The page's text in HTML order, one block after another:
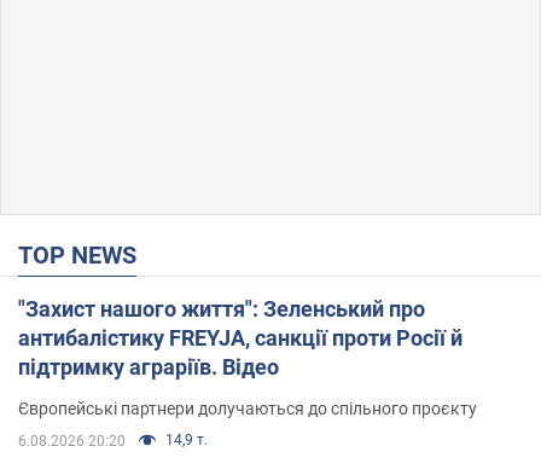
TOP NEWS
"Захист нашого життя": Зеленський про
антибалістику FREYJA, санкції проти Росії й
підтримку аграріїв. Відео
Європейські партнери долучаються до спільного проєкту
6.08.2026 20:20 14,9 т.